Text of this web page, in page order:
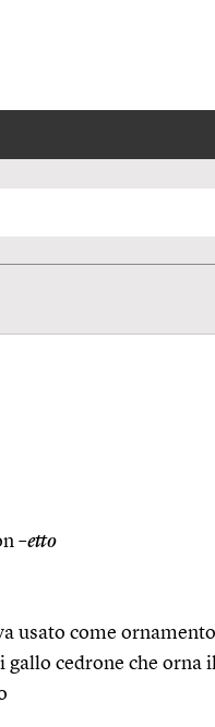
–etto
usato come
cedrone che orna